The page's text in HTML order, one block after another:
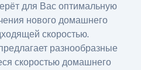
для Вас оптимальную
нового домашнего
скоростью.
разнообразные
скоростью домашнего